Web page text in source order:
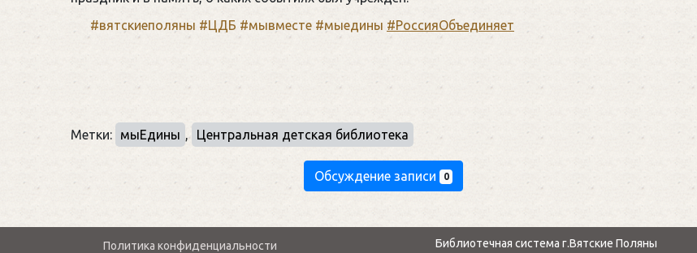
#вятскиеполяны #ЦДБ #мывместе #мыедины #РоссияОбъединяет
Метки: мыЕдины , Центральная детская библиотека
Обсуждение записи 0
Политика конфиденциальности Библиотечная система г.Вятские Поляны